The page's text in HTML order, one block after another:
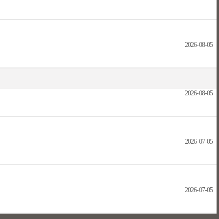
2026-08-05
2026-08-05
2026-07-05
2026-07-05